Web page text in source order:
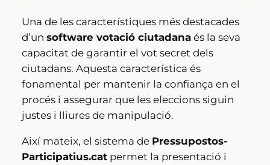
Una de les característiques més destacades
d’un software votació ciutadanaés la seva
capacitat de garantir el vot secret dels
ciutadans. Aquesta característica és
fonamental per mantenir la confiança en el
procés i assegurar que les eleccions siguin
justes i lliures de manipulació.
Així mateix, el sistema de Pressupostos-
Participatius.catpermet la presentació i